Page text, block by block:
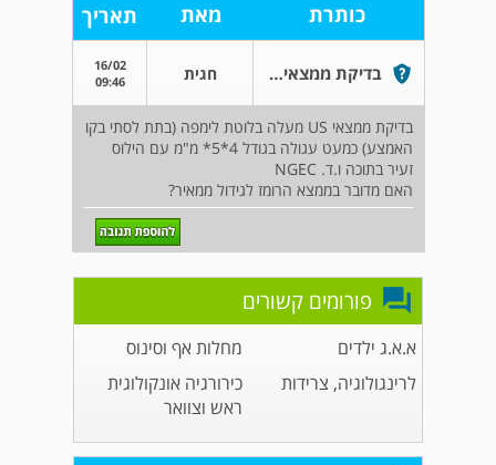
כותרת מאת תאריך
בדיקת ממצאי US צוואר ולימפה חגית
16/02
09:46
בדיקת ממצאי US מעלה בלוטת לימפה (בתת לסתי בקו
האמצע) כמעט עגולה בגודל 4*5* מ"מ עם הילוס
זעיר בתוכה ו.ד. NGEC
האם מדובר בממצא הרומז לגידול ממאיר?
פורומים קשורים
א.א.ג ילדים
מחלות אף וסינוס
לרינגולוגיה, צרידות
כירורגיה אונקולוגית
ראש וצוואר